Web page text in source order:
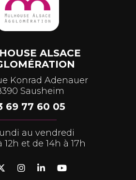
ALSACE
Konrad Adenauer
Sausheim
69 77 60 05
au vendredi
12h et de 14h à 17h